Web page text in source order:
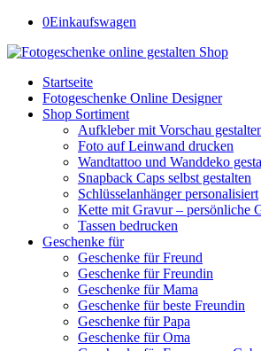
0Einkaufswagen
Startseite
Fotogeschenke Online Designer
Shop Sortiment
Aufkleber mit Vorschau
Foto auf Leinwand drucken
Wandtattoo und Wanddeko
Snapback Caps selbst gestalten
Schlüsselanhänger personalisiert
Kette mit Gravur – persönliche
Tassen bedrucken
Geschenke für
Geschenke für Freund
Geschenke für Freundin
Geschenke für Mama
Geschenke für beste Freundin
Geschenke für Papa
Geschenke für Oma